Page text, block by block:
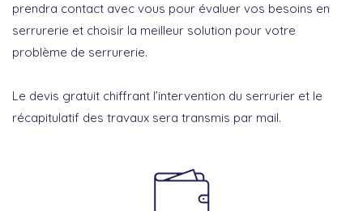
prendra contact avec vous pour évaluer vos besoins en
serrurerie et choisir la meilleur solution pour votre
problème de serrurerie.
Le devis gratuit chiffrant l’intervention du serrurier et le
récapitulatif des travaux sera transmis par mail.